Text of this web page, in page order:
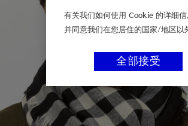
有关我们如何使用 Cookie 的详细
并同意我们在您居住的国家/地区以
全部接受